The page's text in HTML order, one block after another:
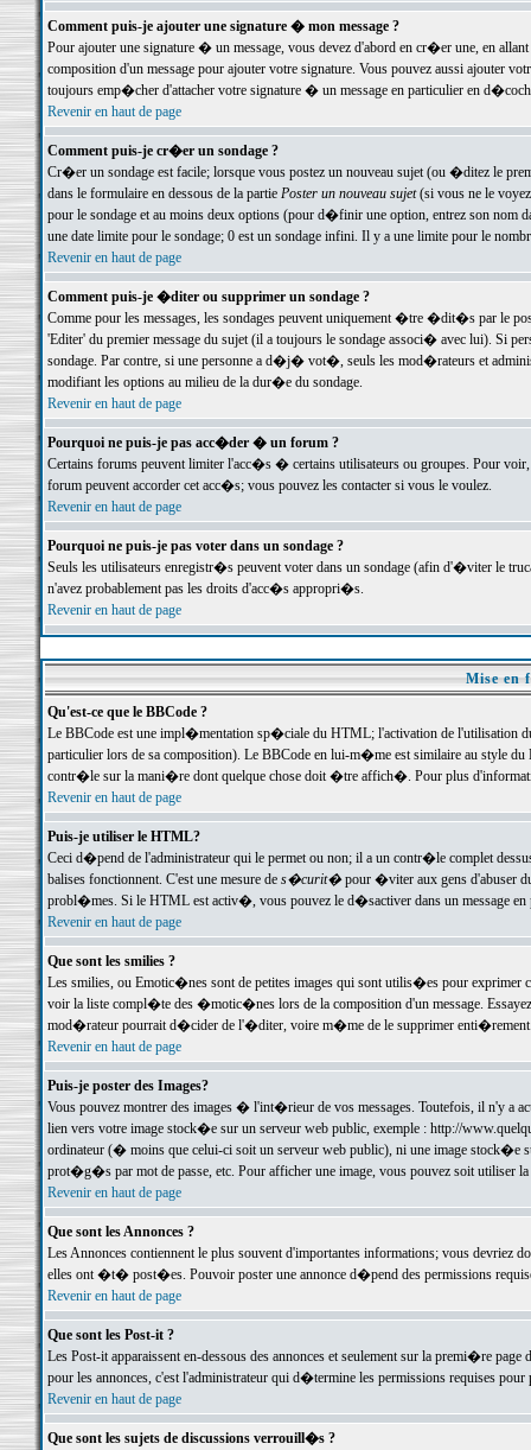
Comment puis-je ajouter une signature � mon message ?
Pour ajouter une signature � un message, vous devez d'abord en cr�er une, en
composition d'un message pour ajouter votre signature. Vous pouvez aussi ajouter
toujours emp�cher d'attacher votre signature � un message en particulier en
Revenir en haut de page
Comment puis-je cr�er un sondage ?
Cr�er un sondage est facile; lorsque vous postez un nouveau sujet (ou �ditez le
dans le formulaire en dessous de la partie Poster un nouveau sujet(si vous ne le voyez
pour le sondage et au moins deux options (pour d�finir une option, entrez son nom
une date limite pour le sondage; 0 est un sondage infini. Il y a une limite pour le
Revenir en haut de page
Comment puis-je �diter ou supprimer un sondage ?
Comme pour les messages, les sondages peuvent uniquement �tre �dit�s par le
'Editer' du premier message du sujet (il a toujours le sondage associ� avec lui). Si
sondage. Par contre, si une personne a d�j� vot�, seuls les mod�rateurs et
modifiant les options au milieu de la dur�e du sondage.
Revenir en haut de page
Pourquoi ne puis-je pas acc�der � un forum ?
Certains forums peuvent limiter l'acc�s � certains utilisateurs ou groupes. Pour
forum peuvent accorder cet acc�s; vous pouvez les contacter si vous le voulez.
Revenir en haut de page
Pourquoi ne puis-je pas voter dans un sondage ?
Seuls les utilisateurs enregistr�s peuvent voter dans un sondage (afin d'�viter le
n'avez probablement pas les droits d'acc�s appropri�s.
Revenir en haut de page
Mise en
Qu'est-ce que le BBCode ?
Le BBCode est une impl�mentation sp�ciale du HTML; l'activation de l'utilisation
particulier lors de sa composition). Le BBCode en lui-m�me est similaire au style
contr�le sur la mani�re dont quelque chose doit �tre affich�. Pour plus
Revenir en haut de page
Puis-je utiliser le HTML?
Ceci d�pend de l'administrateur qui le permet ou non; il a un contr�le complet
balises fonctionnent. C'est une mesure de s�curit�pour �viter aux gens d'abuser
probl�mes. Si le HTML est activ�, vous pouvez le d�sactiver dans un message en
Revenir en haut de page
Que sont les smilies ?
Les smilies, ou Emotic�nes sont de petites images qui sont utilis�es pour exprimer
voir la liste compl�te des �motic�nes lors de la composition d'un message.
mod�rateur pourrait d�cider de l'�diter, voire m�me de le supprimer
Revenir en haut de page
Puis-je poster des Images?
Vous pouvez montrer des images � l'int�rieur de vos messages. Toutefois, il n'y a
lien vers votre image stock�e sur un serveur web public, exemple : http://
ordinateur (� moins que celui-ci soit un serveur web public), ni une image stock�e
prot�g�s par mot de passe, etc. Pour afficher une image, vous pouvez soit
Revenir en haut de page
Que sont les Annonces ?
Les Annonces contiennent le plus souvent d'importantes informations; vous devriez
elles ont �t� post�es. Pouvoir poster une annonce d�pend des permissions
Revenir en haut de page
Que sont les Post-it ?
Les Post-it apparaissent en-dessous des annonces et seulement sur la premi�re
pour les annonces, c'est l'administrateur qui d�termine les permissions requises pour
Revenir en haut de page
Que sont les sujets de discussions verrouill�s ?